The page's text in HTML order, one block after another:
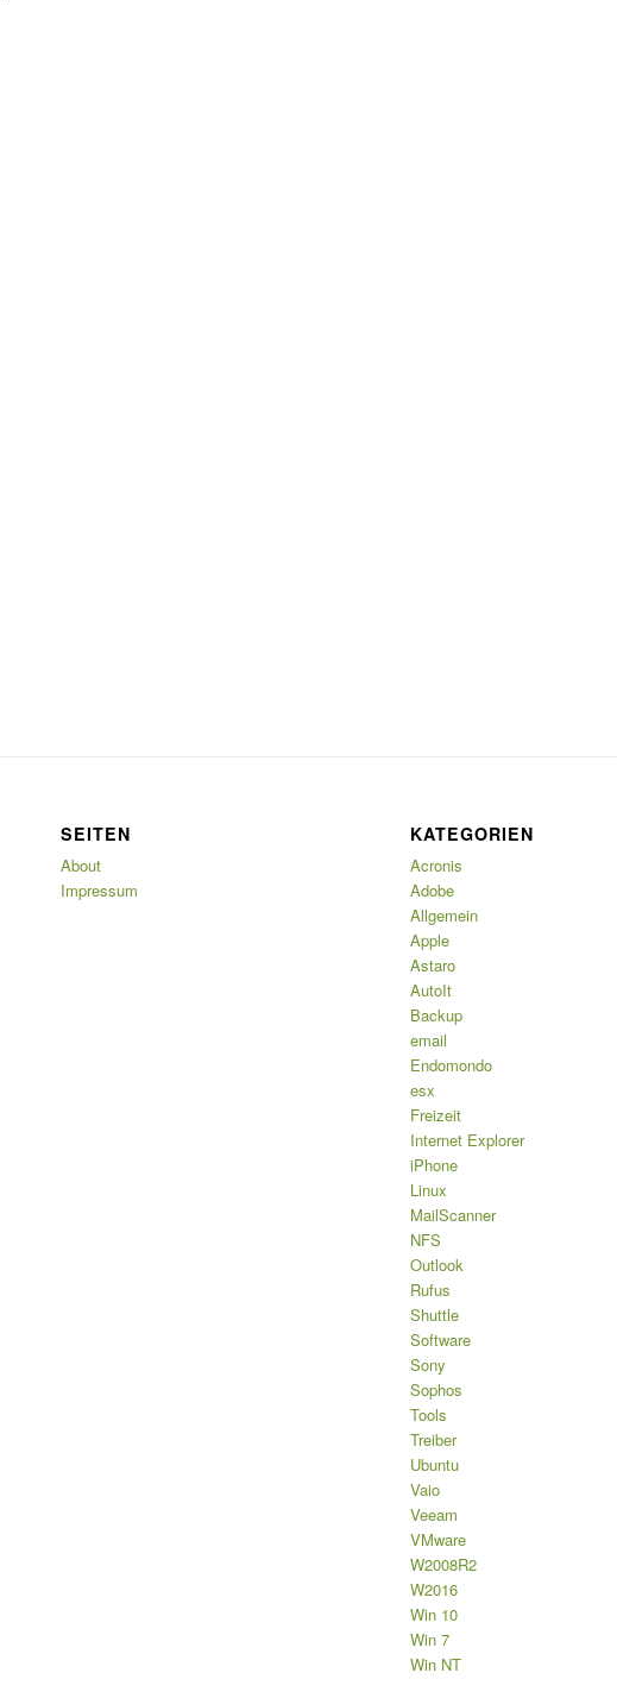
SEITEN
About
Impressum
KATEGORIEN
Acronis
Adobe
Allgemein
Apple
Astaro
AutoIt
Backup
email
Endomondo
esx
Freizeit
Internet Explorer
iPhone
Linux
MailScanner
NFS
Outlook
Rufus
Shuttle
Software
Sony
Sophos
Tools
Treiber
Ubuntu
Vaio
Veeam
VMware
W2008R2
W2016
Win 10
Win 7
Win NT